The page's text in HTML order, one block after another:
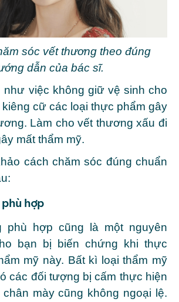
sóc vết thương theo đúng
dẫn của bác sĩ.
như việc không giữ vệ sinh cho
cữ các loại thực phẩm gây
Làm cho vết thương xấu đi
mất thẩm mỹ.
cách chăm sóc đúng chuẩn
hợp
phù hợp cũng là một nguyên
bạn bị biến chứng khi thực
mỹ này. Bất kì loại thẩm mỹ
các đối tượng bị cấm thực hiện
mày cũng không ngoại lệ.